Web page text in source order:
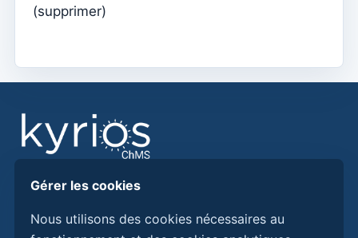
Notification des montants ouverts (par email)
Donation
Crédit
Avance
Documents
(supprimer)
Trouvez des réponses, des guides et des procédures
pour mieux utiliser Kyrios ChMS.
Gérer les cookies
Nous utilisons des cookies nécessaires au